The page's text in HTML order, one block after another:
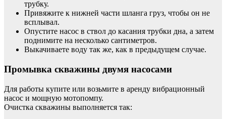
трубку.
Привяжите к нижней части шланга груз, чтобы он не
всплывал.
Опустите насос в ствол до касания трубки дна, а затем
поднимите на несколько сантиметров.
Выкачиваете воду так же, как в предыдущем случае.
Промывка скважины двумя насосами
Для работы купите или возьмите в аренду вибрационный
насос и мощную мотопомпу.
Очистка скважины выполняется так: